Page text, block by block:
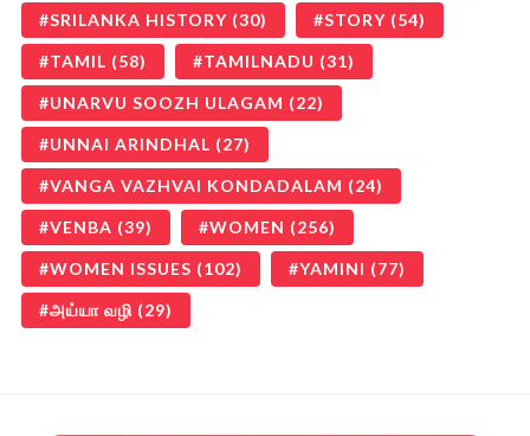
SRILANKA HISTORY (30) STORY (54)
TAMIL (58) TAMILNADU (31)
UNARVU SOOZH ULAGAM (22)
UNNAI ARINDHAL (27)
VANGA VAZHVAI KONDADALAM (24)
VENBA (39) WOMEN (256)
WOMEN ISSUES (102) YAMINI (77)
அய்யா வழி (29)